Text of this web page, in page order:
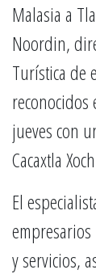
Malasia a
Noordin,
Turística de
jueves con
Cacaxtla
El
y servicios,